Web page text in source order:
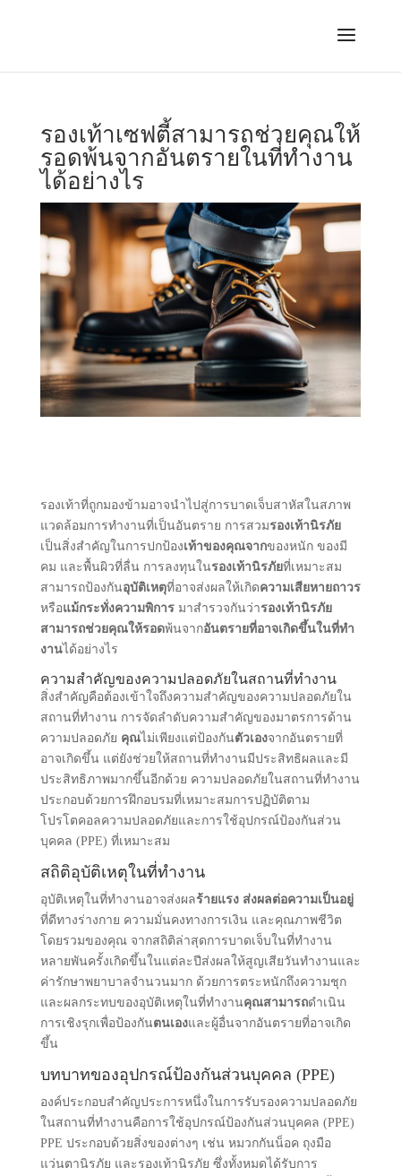
รองเท้าเซฟตี้สามารถช่วยคุณให้
รอดพ้นจากอันตรายในที่ทํางาน
ได้อย่างไร
รองเท้าที่ถูกมองข้ามอาจนําไปสู่การบาดเจ็บสาหัสในสภาพ
แวดล้อมการทํางานที่เป็นอันตราย การสวมรองเท้านิรภัย
เป็นสิ่งสําคัญในการปกป้องเท้าของคุณจากของหนัก ของมี
คม และพื้นผิวที่ลื่น การลงทุนในรองเท้านิรภัยที่เหมาะสม
สามารถป้องกันอุบัติเหตุที่อาจส่งผลให้เกิดความเสียหายถาวร
หรือแม้กระทั่งความพิการ มาสํารวจกันว่ารองเท้านิรภัย
สามารถช่วยคุณให้รอดพ้นจากอันตรายที่อาจเกิดขึ้นในที่ทํา
งานได้อย่างไร
ความสําคัญของความปลอดภัยในสถานที่ทํางาน
สิ่งสําคัญคือต้องเข้าใจถึงความสําคัญของความปลอดภัยใน
สถานที่ทํางาน การจัดลําดับความสําคัญของมาตรการด้าน
ความปลอดภัย คุณไม่เพียงแต่ป้องกันตัวเองจากอันตรายที่
อาจเกิดขึ้น แต่ยังช่วยให้สถานที่ทํางานมีประสิทธิผลและมี
ประสิทธิภาพมากขึ้นอีกด้วย ความปลอดภัยในสถานที่ทํางาน
ประกอบด้วยการฝึกอบรมที่เหมาะสมการปฏิบัติตาม
โปรโตคอลความปลอดภัยและการใช้อุปกรณ์ป้องกันส่วน
บุคคล (PPE) ที่เหมาะสม
สถิติอุบัติเหตุในที่ทํางาน
อุบัติเหตุในที่ทํางานอาจส่งผลร้ายแรง ส่งผลต่อความเป็นอยู่
ที่ดีทางร่างกาย ความมั่นคงทางการเงิน และคุณภาพชีวิต
โดยรวมของคุณ จากสถิติล่าสุดการบาดเจ็บในที่ทํางาน
หลายพันครั้งเกิดขึ้นในแต่ละปีส่งผลให้สูญเสียวันทํางานและ
ค่ารักษาพยาบาลจํานวนมาก ด้วยการตระหนักถึงความชุก
และผลกระทบของอุบัติเหตุในที่ทํางานคุณสามารถดําเนิน
การเชิงรุกเพื่อป้องกันตนเองและผู้อื่นจากอันตรายที่อาจเกิด
ขึ้น
บทบาทของอุปกรณ์ป้องกันส่วนบุคคล (PPE)
องค์ประกอบสําคัญประการหนึ่งในการรับรองความปลอดภัย
ในสถานที่ทํางานคือการใช้อุปกรณ์ป้องกันส่วนบุคคล (PPE)
PPE ประกอบด้วยสิ่งของต่างๆ เช่น หมวกกันน็อค ถุงมือ
แว่นตานิรภัย และรองเท้านิรภัย ซึ่งทั้งหมดได้รับการ